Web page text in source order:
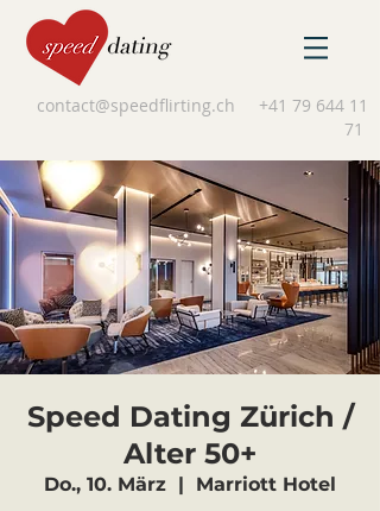
contact@speedflirting.ch
+41 79 644 11
71
Speed Dating Zürich /
Alter 50+
Do., 10. März
  |
Marriott Hotel